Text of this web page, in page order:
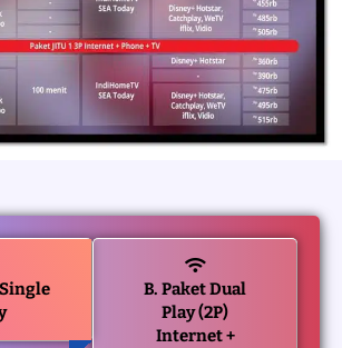
B. Paket Dual
Play (2P)
Internet +